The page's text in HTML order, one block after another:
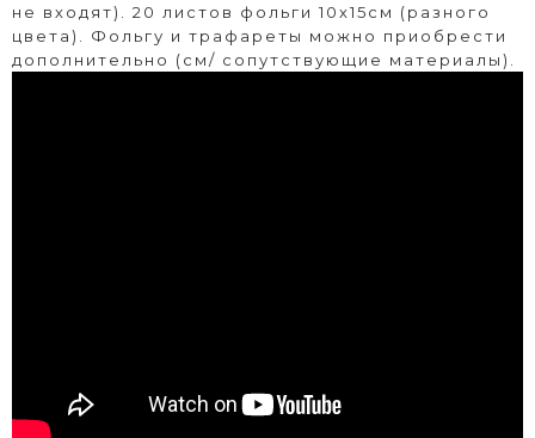
не входят). 20 листов фольги 10х15см (разного
цвета). Фольгу и трафареты можно приобрести
дополнительно (см/ сопутствующие материалы).